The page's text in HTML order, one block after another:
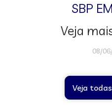
SBP
Veja
08/
Veja